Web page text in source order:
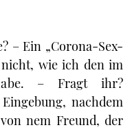
– Ein „Corona-Sex-
wie ich den im
– Fragt ihr?
nachdem
nem Freund, der